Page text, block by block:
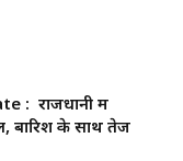
: राजधानी में
बारिश के साथ तेज